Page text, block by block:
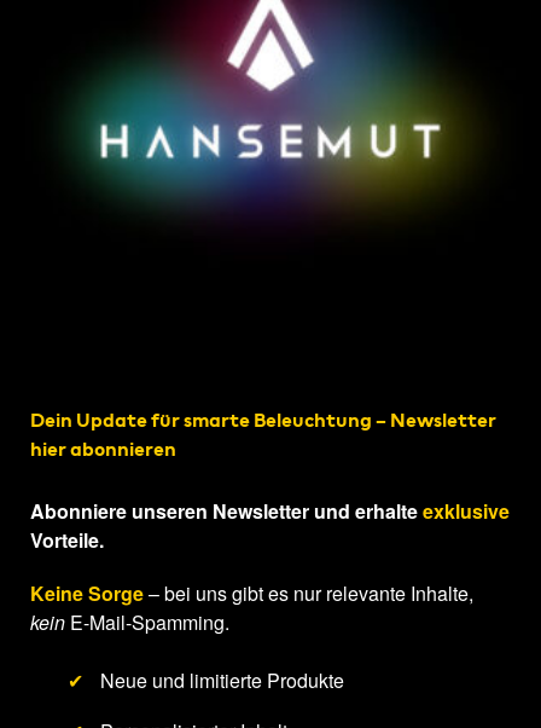
Dein Update für smarte Beleuchtung – Newsletter
hier abonnieren
Abonniere unseren Newsletter und erhalteexklusive
Vorteile.
Keine Sorge– bei uns gibt es nur relevante Inhalte,
kein E-Mail-Spamming.
✔
Neue und limitierte Produkte